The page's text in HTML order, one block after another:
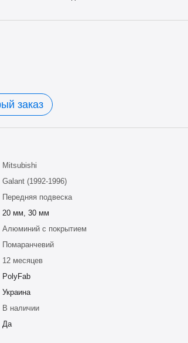
заказ
Mitsubishi
Galant (1992-1996)
Передняя подвеска
20 мм, 30 мм
Алюминий с покрытием
Помаранчевий
12 месяцев
PolyFab
Украина
В наличии
Да